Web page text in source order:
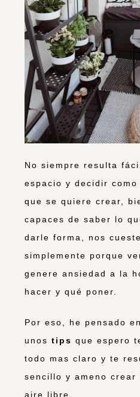
No siempre resulta
espacio y decidir
que se quiere crear,
capaces de saber lo
darle forma, nos
simplemente porque
genere ansiedad a la
hacer y qué poner.
Por eso, he pensado
unos tips que espero
todo mas claro y te
sencillo y ameno
aire libre.